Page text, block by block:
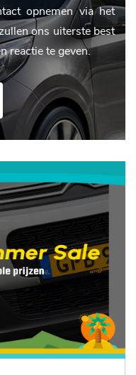
opnemen via het
ons uiterste best
reactie te geven.